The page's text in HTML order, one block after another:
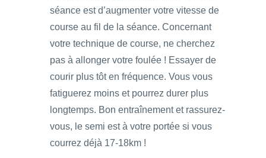
séance est d’augmenter votre vitesse de
course au fil de la séance. Concernant
votre technique de course, ne cherchez
pas à allonger votre foulée ! Essayer de
courir plus tôt en fréquence. Vous vous
fatiguerez moins et pourrez durer plus
longtemps. Bon entraînement et rassurez-
vous, le semi est à votre portée si vous
courrez déjà 17-18km !